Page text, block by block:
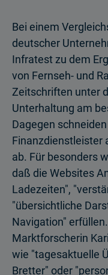
Bei einem
deutscher
Infratest zu dem
von Fernseh- und
Zeitschriften unter
Unterhaltung am
Dagegen
Finanzdienstleister
ab. Für besonders
daß die Websites
Ladezeiten",
"übersichtliche
Navigation"
Marktforscherin
wie "tagesaktuelle
Bretter" oder